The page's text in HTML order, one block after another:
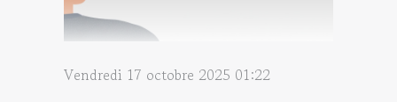
Vendredi 17 octobre 2025 01:22